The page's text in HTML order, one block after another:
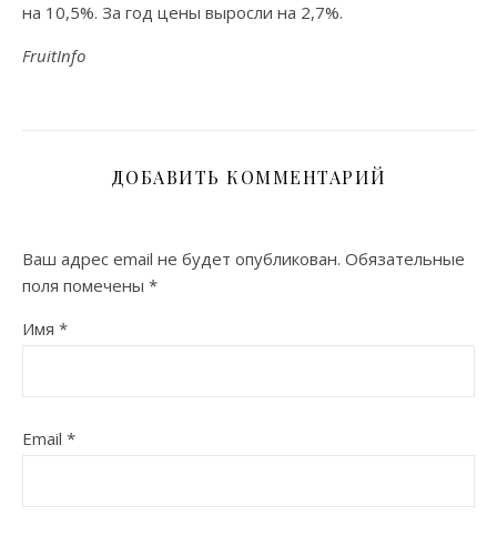
на 10,5%. За год цены выросли на 2,7%.
FruitInfo
ДОБАВИТЬ КОММЕНТАРИЙ
Ваш адрес email не будет опубликован. Обязательные
поля помечены *
Имя *
Email *